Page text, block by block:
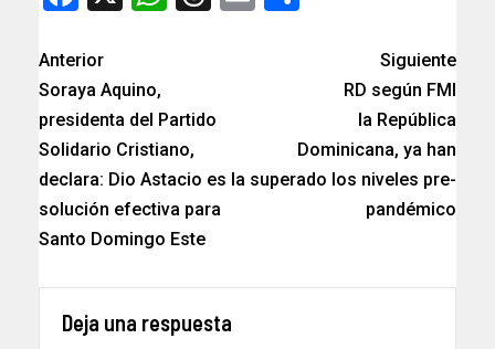
Anterior
Soraya Aquino,
presidenta del Partido
Solidario Cristiano,
declara: Dio Astacio es la
solución efectiva para
Santo Domingo Este
Siguiente
RD según FMI
la República
Dominicana, ya han
superado los niveles pre-
pandémico
Deja una respuesta